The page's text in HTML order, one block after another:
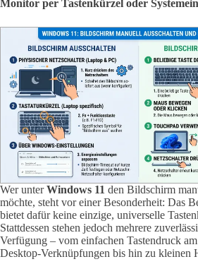
Monitor per Tastenkürzel oder
Wer unterWindows 11 den Bildschirm
möchte, steht vor einer Besonderheit: Das
bietet dafür keine einzige, universelle
Stattdessen stehen jedoch mehrere
Verfügung – vom einfachen Tastendruck
Desktop-Verknüpfungen bis hin zu kleinen